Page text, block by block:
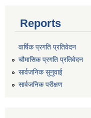
Reports
वार्षिक प्रगति प्रतिवेदन
चौमासिक प्रगति प्रतिवेदन
सार्वजनिक सुनुवाई
सार्वजनिक परीक्षण